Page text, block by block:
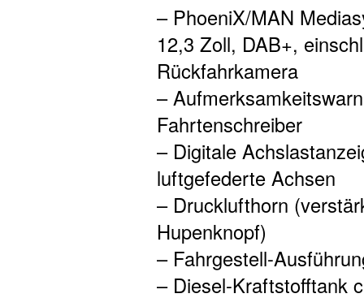
– PhoeniX/MAN
12,3 Zoll, DAB+,
Rückfahrkamera
–
Fahrtenschreiber
– Digitale
luftgefederte Achsen
– Drucklufthorn
Hupenknopf)
– Fahrgestell-
– Diesel-Kraftstofftank